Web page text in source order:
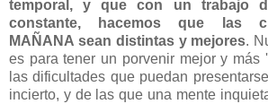
temporal, y que con un trabajo
constante, hacemos que las
MAÑANA sean distintas y mejores.
es para tener un porvenir mejor y más
las dificultades que puedan
incierto, y de las que una mente